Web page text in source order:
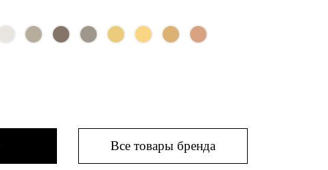
Все товары бренда